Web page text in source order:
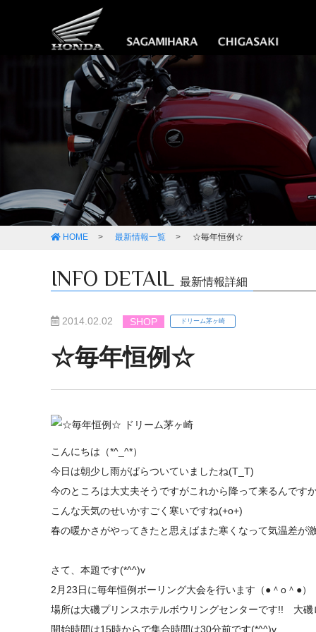
HOME 最新情報一覧 ☆毎年恒例☆
INFO DETAIL 最新情報詳細
2014.02.02 SHOP ドリーム茅ヶ崎
☆毎年恒例☆
こんにちは（*^_^*）
今日は朝少し雨がぱらついていましたね(T_T)
今のところは大丈夫そうですがこれから降って来るんです
こんな天気のせいかすごく寒いですね(+o+)
春の暖かさがやってきたと思えばまた寒くなって気温差が
さて、本題です(*^^)v
2月23日に毎年恒例ボーリング大会を行います（●＾o＾●）
場所は大磯プリンスホテルボウリングセンターです!! 大
開始時間は15時からで集合時間は30分前です(*^^)v